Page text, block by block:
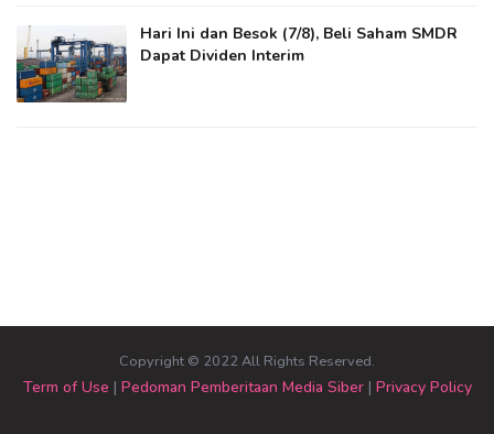
Hari Ini dan Besok (7/8), Beli Saham SMDR
Dapat Dividen Interim
Copyright © 2022 All Rights Reserved.
Term of Use | Pedoman Pemberitaan Media Siber| Privacy Policy